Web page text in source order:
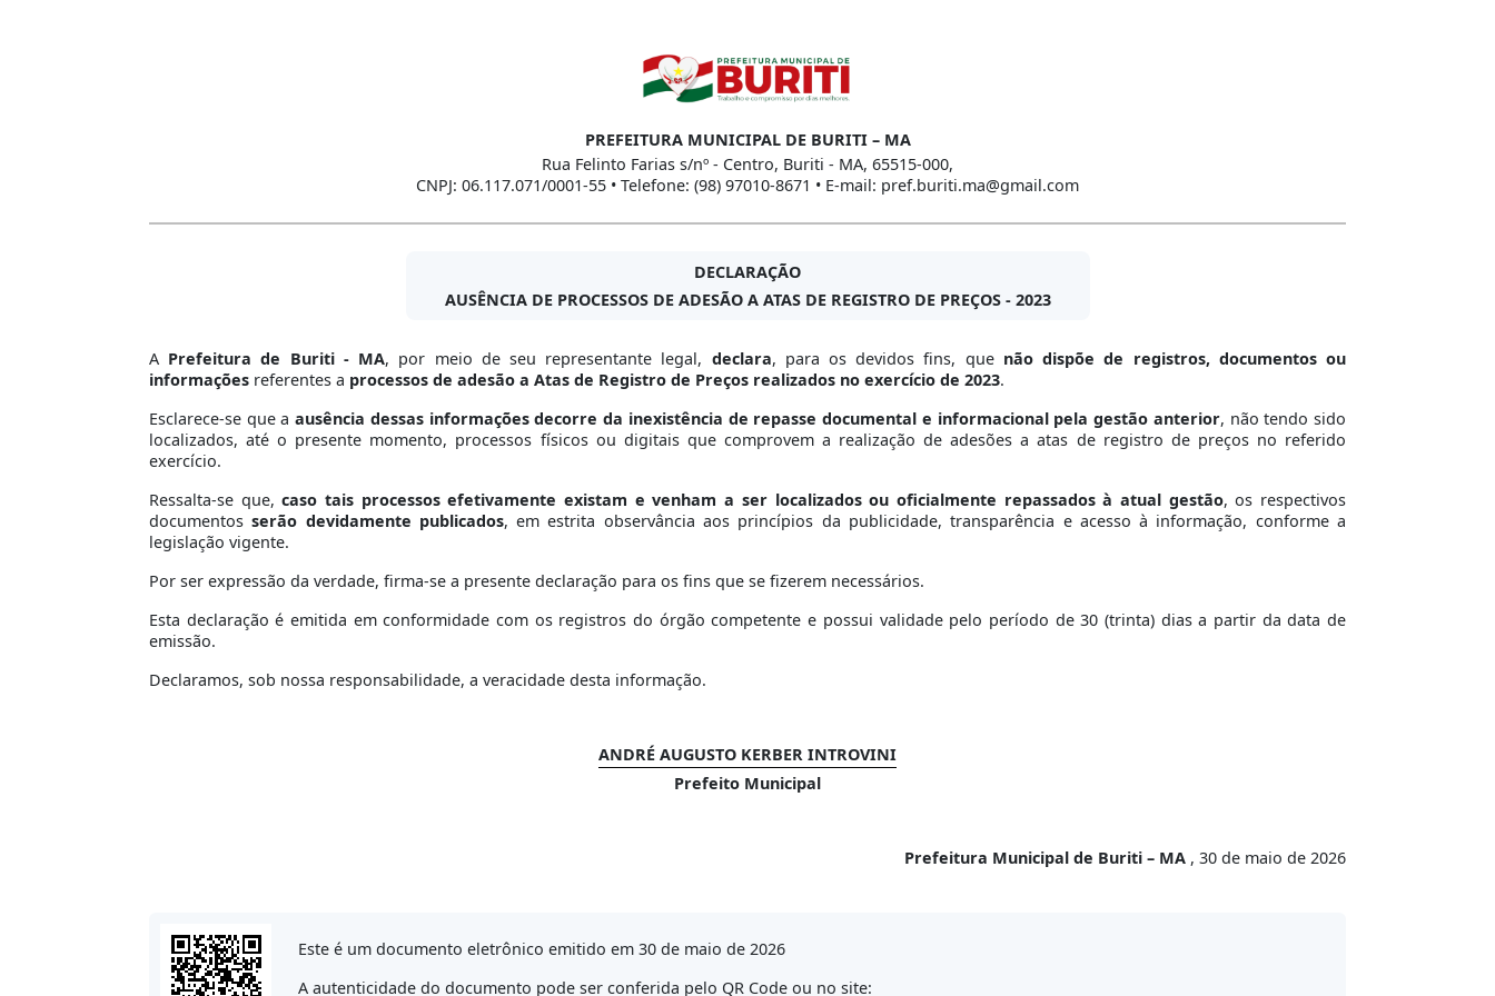
PREFEITURA MUNICIPAL DE BURITI – MA
Rua Felinto Farias s/nº - Centro, Buriti - MA, 65515-000,
CNPJ: 06.117.071/0001-55 • Telefone: (98) 97010-8671 • E-mail: pref.buriti.ma@gmail.com
DECLARAÇÃO
AUSÊNCIA DE PROCESSOS DE ADESÃO A ATAS DE REGISTRO DE PREÇOS - 2023
A Prefeitura de Buriti - MA, por meio de seu representante legal, declara, para os devidos fins, que não dispõe de registros, documentos ou
informações referentes a processos de adesão a Atas de Registro de Preços realizados no exercício de 2023.
Esclarece-se que aausência dessas informações decorre da inexistência de repasse documental e informacional pela gestão anterior, não tendo sido
localizados, até o presente momento, processos físicos ou digitais que comprovem a realização de adesões a atas de registro de preços no referido
exercício.
Ressalta-se que,caso tais processos efetivamente existam e venham a ser localizados ou oficialmente repassados à atual gestão, os respectivos
documentosserão devidamente publicados, em estrita observância aos princípios da publicidade, transparência e acesso à informação, conforme a
legislação vigente.
Por ser expressão da verdade, firma-se a presente declaração para os fins que se fizerem necessários.
Esta declaração é emitida em conformidade com os registros do órgão competente e possui validade pelo período de 30 (trinta) dias a partir da data de
emissão.
Declaramos, sob nossa responsabilidade, a veracidade desta informação.
ANDRÉ AUGUSTO KERBER INTROVINI
Prefeito Municipal
Prefeitura Municipal de Buriti – MA , 30 de maio de 2026
Este é um documento eletrônico emitido em 30 de maio de 2026
A autenticidade do documento pode ser conferida pelo QR Code ou no site: